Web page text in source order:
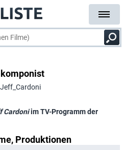
Cardoniim TV-Programm der
Produktionen